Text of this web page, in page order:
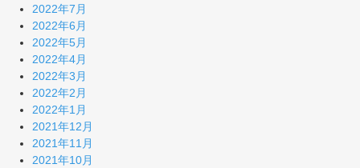
2022年7月
2022年6月
2022年5月
2022年4月
2022年3月
2022年2月
2022年1月
2021年12月
2021年11月
2021年10月